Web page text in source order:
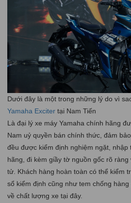
Dưới đây là một trong những lý do vì
Yamaha Exciter tại Nam Tiến
Là đại lý xe máy Yamaha chính hãng
Nam uỷ quyền bán chính thức, đảm
đều được kiểm định nghiệm ngặt, nhập
hãng, đi kèm giầy tờ nguồn gốc rõ
tử. Khách hàng hoàn toàn có thể kiểm
sổ kiểm định cũng như tem chống
về chất lượng xe tại đây.